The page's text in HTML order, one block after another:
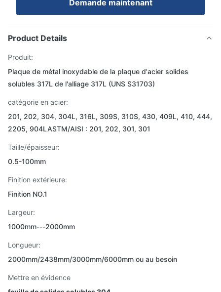
Demande maintenant
Product Details
Produit:
Plaque de métal inoxydable de la plaque d'acier solides
solubles 317L de l'alliage 317L (UNS S31703)
catégorie en acier:
201, 202, 304, 304L, 316L, 309S, 310S, 430, 409L, 410, 444,
2205, 904LASTM/AISI : 201, 202, 301, 301
Taille/épaisseur:
0.5-100mm
Finition extérieure:
Finition NO.1
Largeur:
1000mm---2000mm
Longueur:
2000mm/2438mm/3000mm/6000mm ou au besoin
Mettre en évidence